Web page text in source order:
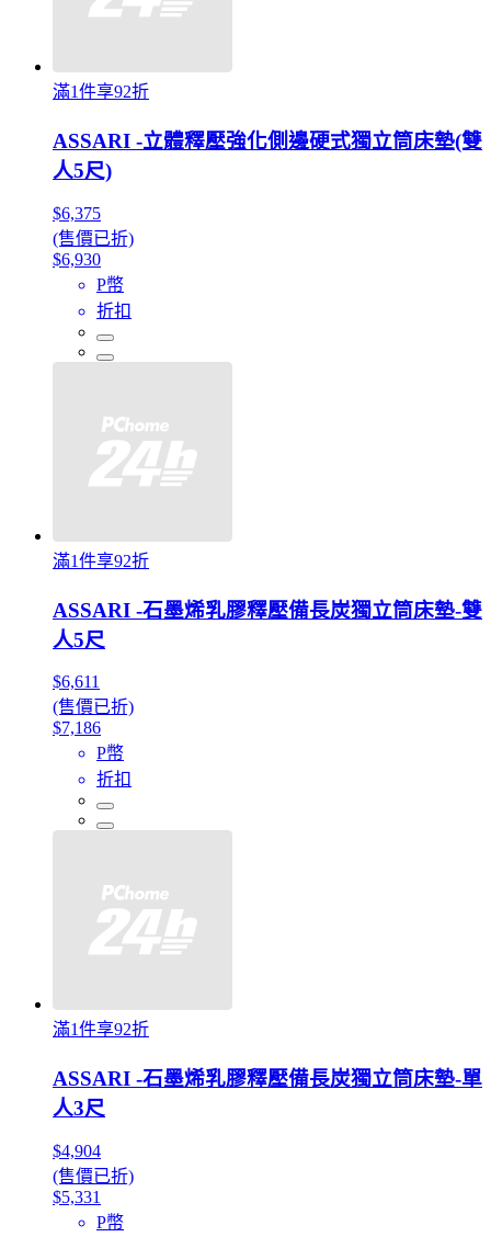
滿1件享92折
ASSARI -立體釋壓強化側邊硬式獨立筒床墊(雙
人5尺)
$6,375
(售價已折)
$6,930
P幣
折扣
滿1件享92折
ASSARI -石墨烯乳膠釋壓備長炭獨立筒床墊-雙
人5尺
$6,611
(售價已折)
$7,186
P幣
折扣
滿1件享92折
ASSARI -石墨烯乳膠釋壓備長炭獨立筒床墊-單
人3尺
$4,904
(售價已折)
$5,331
P幣